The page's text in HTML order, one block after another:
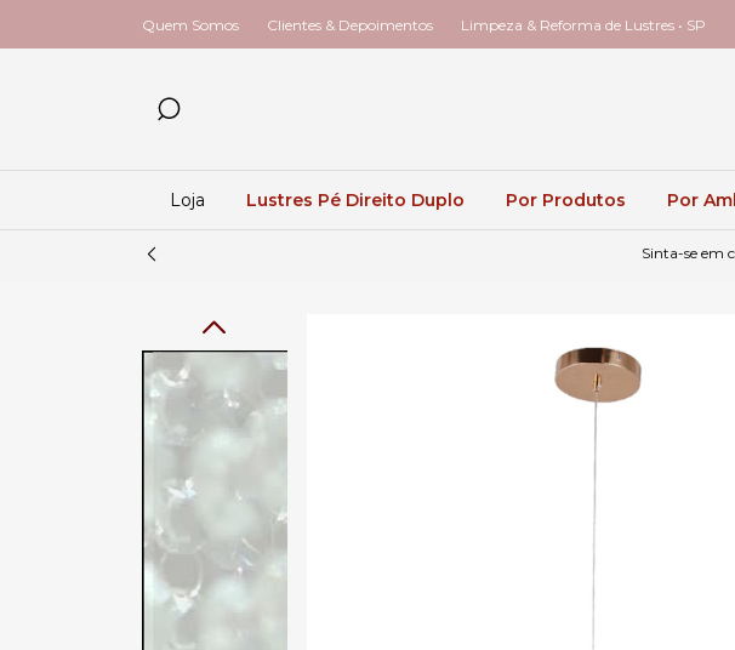
Quem Somos Clientes & Depoimentos Limpeza & Reforma de Lustres • SP
Loja Lustres Pé Direito Duplo Por Produtos Por
Sinta-se em